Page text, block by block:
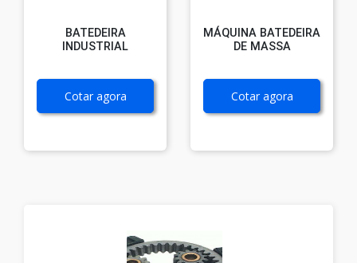
BATEDEIRA
INDUSTRIAL
Cotar agora
MÁQUINA BATEDEIRA
DE MASSA
Cotar agora